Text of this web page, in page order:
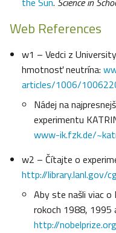
Web References
w1 – Vedci z
hmotnosť neutrína:
articles/1006/
Nádej na
experimentu
www-ik.fzk.de/
w2 – Čítajte o
http://library.lanl.gov/
Aby ste našli viac o
rokoch 1988, 1995
http://